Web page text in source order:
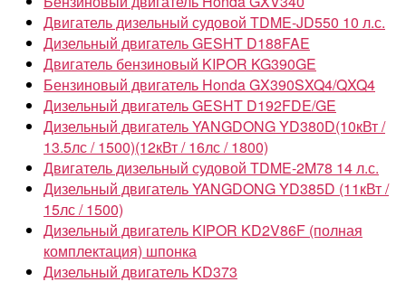
Двигатель дизельный судовой TDME-JD550 10 л.с.
Дизельный двигатель GESHT D188FAE
Двигатель бензиновый KIPOR KG390GE
Бензиновый двигатель Honda GX390SXQ4/QXQ4
Дизельный двигатель GESHT D192FDE/GE
Дизельный двигатель YANGDONG YD380D(10кВт /
13.5лс / 1500)(12кВт / 16лс / 1800)
Двигатель дизельный судовой TDME-2M78 14 л.с.
Дизельный двигатель YANGDONG YD385D (11кВт /
15лс / 1500)
Дизельный двигатель KIPOR KD2V86F (полная
комплектация) шпонка
Дизельный двигатель KD373